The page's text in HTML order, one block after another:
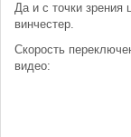
Да и с точки
винчестер.
Скорость
видео: